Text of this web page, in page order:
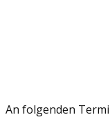
An folgenden